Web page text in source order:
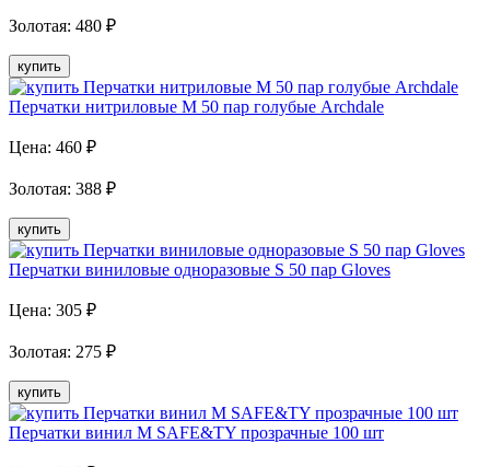
Золотая: 480 ₽
купить
Перчатки нитриловые М 50 пар голубые Archdale
Цена: 460 ₽
Золотая: 388 ₽
купить
Перчатки виниловые одноразовые S 50 пар Gloves
Цена: 305 ₽
Золотая: 275 ₽
купить
Перчатки винил M SAFE&TY прозрачные 100 шт